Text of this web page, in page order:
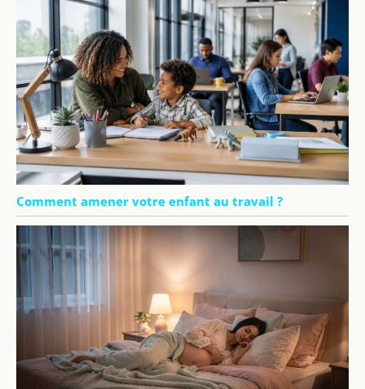
Comment amener votre enfant au travail ?